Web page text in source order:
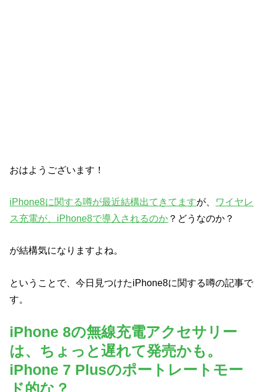
おはようございます！
iPhone8に関する噂が最近結構出てきてますが、 ワイヤレ
ス充電が、iPhone8で導入されるのか ？どうなのか？
が結構気になりますよね。
ということで、今日見つけたiPhone8に関する噂の記事で
す。
iPhone 8の無線充電アクセサリー
は、ちょっと遅れて発売かも。
iPhone 7 Plusのポートレートモー
ド的な？